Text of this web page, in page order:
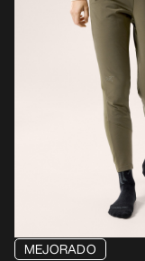
MEJORADO